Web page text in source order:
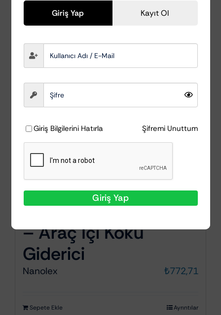
Nanolex Odex 200ML
– Araç Içi Koku
Giderici
Nanolex ₺772,71
Sepete Ekle Ayrıntılar
Giriş Yap Kayıt Ol
Giriş Bilgilerini Hatırla Şifremi Unuttum
Giriş Yap